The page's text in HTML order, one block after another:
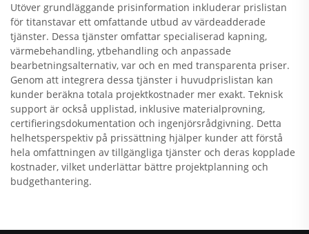
Utöver grundläggande prisinformation inkluderar prislistan
för titanstavar ett omfattande utbud av värdeadderade
tjänster. Dessa tjänster omfattar specialiserad kapning,
värmebehandling, ytbehandling och anpassade
bearbetningsalternativ, var och en med transparenta priser.
Genom att integrera dessa tjänster i huvudprislistan kan
kunder beräkna totala projektkostnader mer exakt. Teknisk
support är också upplistad, inklusive materialprovning,
certifieringsdokumentation och ingenjörsrådgivning. Detta
helhetsperspektiv på prissättning hjälper kunder att förstå
hela omfattningen av tillgängliga tjänster och deras kopplade
kostnader, vilket underlättar bättre projektplanning och
budgethantering.